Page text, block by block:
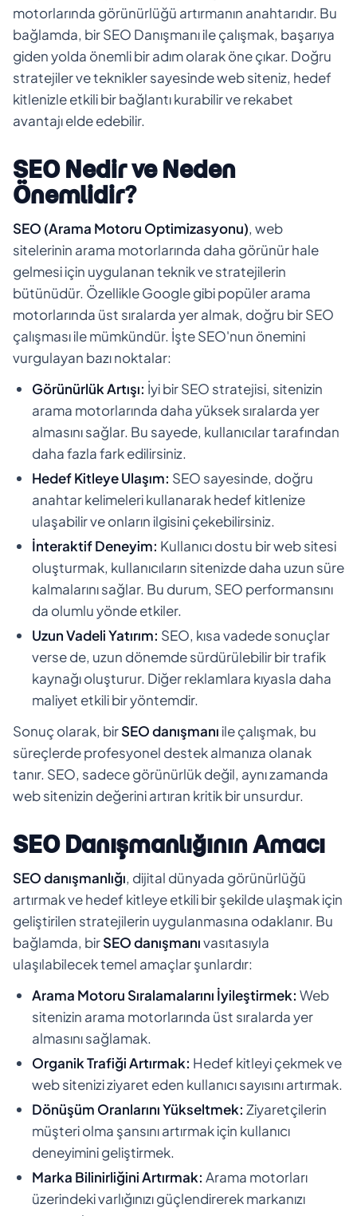
motorlarında görünürlüğü artırmanın anahtarıdır. Bu
bağlamda, bir SEO Danışmanı ile çalışmak, başarıya
giden yolda önemli bir adım olarak öne çıkar. Doğru
stratejiler ve teknikler sayesinde web siteniz, hedef
kitlenizle etkili bir bağlantı kurabilir ve rekabet
avantajı elde edebilir.
SEO Nedir ve Neden
Önemlidir?
SEO (Arama Motoru Optimizasyonu), web
sitelerinin arama motorlarında daha görünür hale
gelmesi için uygulanan teknik ve stratejilerin
bütünüdür. Özellikle Google gibi popüler arama
motorlarında üst sıralarda yer almak, doğru bir SEO
çalışması ile mümkündür. İşte SEO'nun önemini
vurgulayan bazı noktalar:
Görünürlük Artışı: İyi bir SEO stratejisi, sitenizin
arama motorlarında daha yüksek sıralarda yer
almasını sağlar. Bu sayede, kullanıcılar tarafından
daha fazla fark edilirsiniz.
Hedef Kitleye Ulaşım: SEO sayesinde, doğru
anahtar kelimeleri kullanarak hedef kitlenize
ulaşabilir ve onların ilgisini çekebilirsiniz.
İnteraktif Deneyim: Kullanıcı dostu bir web sitesi
oluşturmak, kullanıcıların sitenizde daha uzun süre
kalmalarını sağlar. Bu durum, SEO performansını
da olumlu yönde etkiler.
Uzun Vadeli Yatırım: SEO, kısa vadede sonuçlar
verse de, uzun dönemde sürdürülebilir bir trafik
kaynağı oluşturur. Diğer reklamlara kıyasla daha
maliyet etkili bir yöntemdir.
Sonuç olarak, birSEO danışmanıile çalışmak, bu
süreçlerde profesyonel destek almanıza olanak
tanır. SEO, sadece görünürlük değil, aynı zamanda
web sitenizin değerini artıran kritik bir unsurdur.
SEO Danışmanlığının Amacı
SEO danışmanlığı, dijital dünyada görünürlüğü
artırmak ve hedef kitleye etkili bir şekilde ulaşmak için
geliştirilen stratejilerin uygulanmasına odaklanır. Bu
bağlamda, birSEO danışmanıvasıtasıyla
ulaşılabilecek temel amaçlar şunlardır:
Arama Motoru Sıralamalarını İyileştirmek: Web
sitenizin arama motorlarında üst sıralarda yer
almasını sağlamak.
Organik Trafiği Artırmak: Hedef kitleyi çekmek ve
web sitenizi ziyaret eden kullanıcı sayısını artırmak.
Dönüşüm Oranlarını Yükseltmek: Ziyaretçilerin
müşteri olma şansını artırmak için kullanıcı
deneyimini geliştirmek.
Marka Bilinirliğini Artırmak: Arama motorları
üzerindeki varlığınızı güçlendirerek markanızı